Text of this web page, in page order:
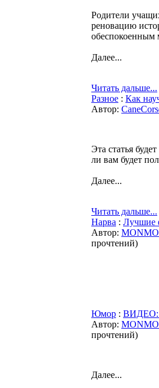
Родители
реновацию
обеспокоенным
Далее...
Читать дальше...
Разное : Как
Автор:
Эта статья
ли вам будет
Далее...
Читать дальше...
Нарва : Лучшие
Автор:
прочтений)
Юмор : ВИДЕО:
Автор:
прочтений)
Далее...